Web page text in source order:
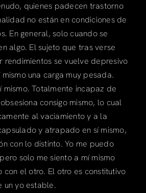
quienes padecen trastorno
no están en condiciones de
En general, solo cuando se
algo. El sujeto que tras verse
se vuelve depresivo
una carga muy pesada.
mismo. Totalmente incapaz de
consigo mismo, lo cual
al vaciamiento y a la
y atrapado en sí mismo,
con lo distinto. Yo me puedo
solo me siento a mí mismo
con el otro. El otro es constitutivo
un yo estable.